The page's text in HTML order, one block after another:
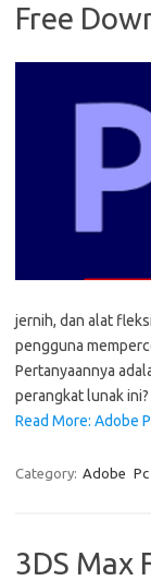
Free
jernih, dan alat
pengguna
Pertanyaannya
perangkat lunak
Read More: Adobe
Category: Adobe
3DS Max